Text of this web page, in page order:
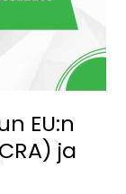
EU:n
ja